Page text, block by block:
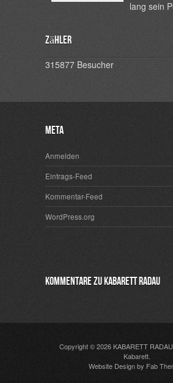
lang sein
Zähler
315877 Besucher
Meta
Anmelden
Eintrags-Feed
Kommentar-Feed
WordPress.org
kommentare zu kabarett radau
Copyright © 2026KABARETT RADAU
Kabarett.
Website Designby Fab